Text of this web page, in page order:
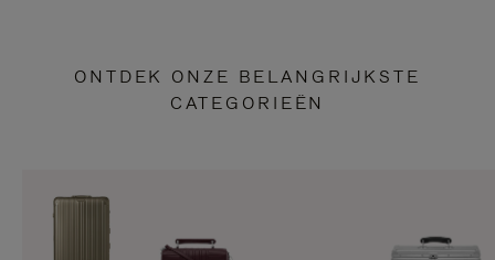
ONTDEK ONZE BELANGRIJKSTE
CATEGORIEËN